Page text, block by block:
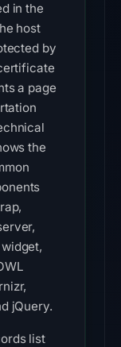
in the
host
by
a page
the
jQuery.
list